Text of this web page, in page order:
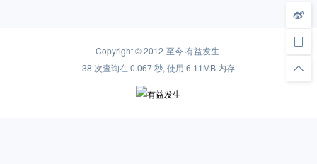
Copyright © 2012-至今有益发生
38 次查询在 0.067 秒, 使用 6.11MB 内存